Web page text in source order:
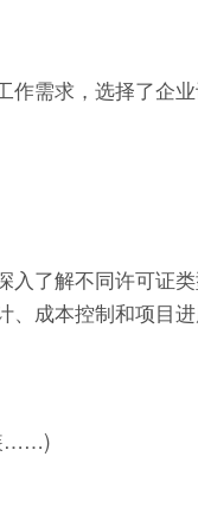
作需求，选择了企
入了解不同许可证
、成本控制和项目
……)